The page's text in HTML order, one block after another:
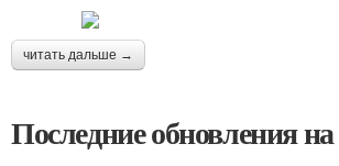
читать дальше →
Последние обновления на